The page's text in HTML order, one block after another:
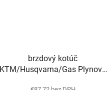
brzdový kotúč
KTM/Husqvarna/Gas Plynové